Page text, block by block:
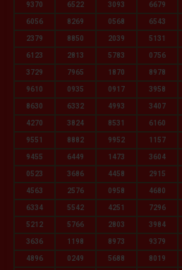
9370 6522 3093 6679
6056 8269 0568 6543
2379 8850 2039 5131
6123 2813 5783 0756
3729 7965 1870 8978
9610 0935 0917 3958
8630 6332 4993 3407
4270 3824 8531 6160
9551 8882 9952 1157
9455 6449 1473 3604
0523 3686 4458 2915
4563 2576 0958 4680
6334 5542 4251 7296
5212 5766 2803 3984
3636 1198 8973 9379
4896 0249 5688 8019